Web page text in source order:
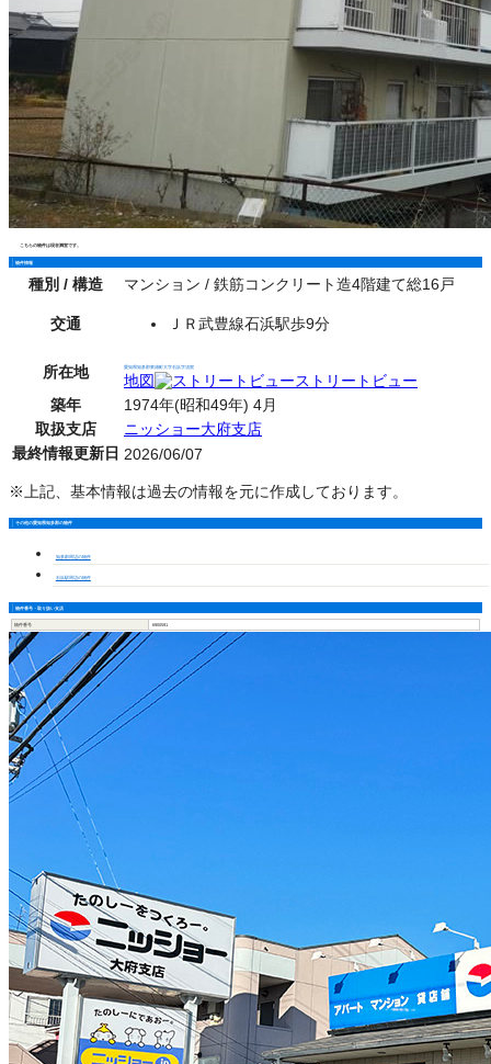
こちらの物件は現在満室です。
物件情報
種別 / 構造 マンション / 鉄筋コンクリート造4階建て総16戸
交通 ＪＲ武豊線石浜駅歩9分
所在地 愛知県知多郡東浦町大字石浜字須賀
地図
ストリートビュー
築年
1974年(昭和49年) 4月
取扱支店
ニッショー大府支店
最終情報更新日 2026/06/07
※上記、基本情報は過去の情報を元に作成しております。
その他の愛知県知多郡の物件
知多郡周辺の物件
石浜駅周辺の物件
物件番号・取り扱い支店
物件番号 6900591